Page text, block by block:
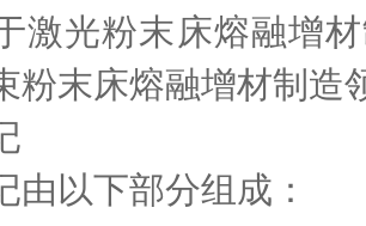
激光粉末床熔融增
粉末床熔融增材制造
由以下部分组成：